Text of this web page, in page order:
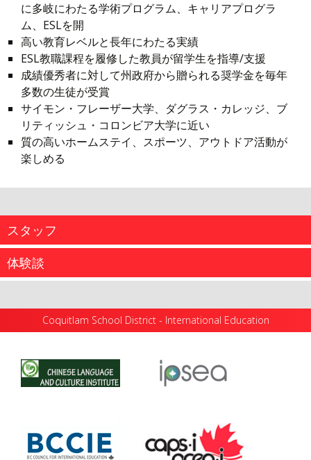
に多岐にわたる学術プログラム、キャリアプログラ
ム、ESLを開
高い教育レベルと長年にわたる実績
ESL教職課程を履修した教員が留学生を指導/支援
成績優秀者に対して州政府から贈られる奨学金を毎年
多数の生徒が受賞
サイモン・フレーザー大学、ダグラス・カレッジ、ブ
リティッシュ・コロンビア大学に近い
質の高いホームステイ、スポーツ、アウトドア活動が
楽しめる
スタッフ
体験談
Coquitlam School District - International Education